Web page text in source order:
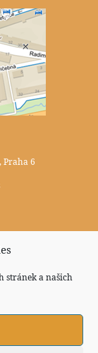
stránek a našich
Praha 6